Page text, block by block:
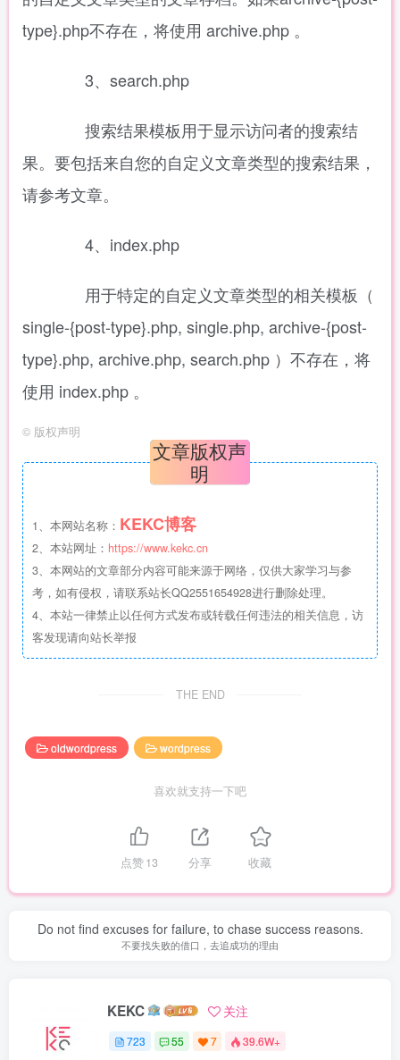
type}.php不存在，将使用 archive.php 。
3、search.php
搜索结果模板用于显示访问者的搜索结
果。要包括来自您的自定义文章类型的搜索结果，
请参考文章。
4、index.php
用于特定的自定义文章类型的相关模板（
single-{post-type}.php, single.php, archive-{post-
type}.php, archive.php, search.php ）不存在，将
使用 index.php 。
© 版权声明
文章版权声
明
1、本网站名称： KEKC博客
2、本站网址： https://www.kekc.cn
3、本网站的文章部分内容可能来源于网络，仅供大家学习与参
考，如有侵权，请联系站长QQ2551654928进行删除处理。
4、本站一律禁止以任何方式发布或转载任何违法的相关信息，访
客发现请向站长举报
THE END
oldwordpress wordpress
喜欢就支持一下吧
点赞13 分享 收藏
Do not find excuses for failure, to chase success reasons.
不要找失败的借口，去追成功的理由
KEKC 关注
723 55 7 39.6W+